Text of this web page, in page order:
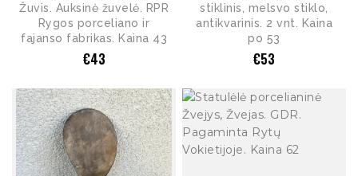
Žuvis. Auksinė žuvelė. RPR
Rygos porceliano ir
fajanso fabrikas. Kaina 43
€43
stiklinis, melsvo stiklo,
antikvarinis. 2 vnt. Kaina
po 53
€53